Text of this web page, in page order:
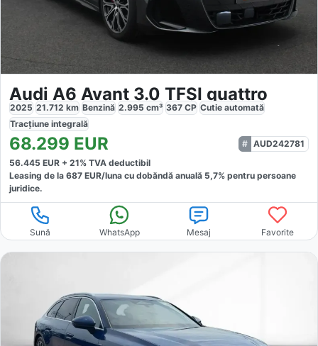
Audi A6 Avant 3.0 TFSI quattro
2025 21.712 km Benzină 2.995 cm³ 367 CP Cutie automată
Tracțiune integrală
68.299 EUR
AUD242781
56.445 EUR + 21% TVA deductibil
Leasing de la 687 EUR/luna cu dobăndă anuală 5,7% pentru persoane
juridice.
Sună WhatsApp Mesaj Favorite